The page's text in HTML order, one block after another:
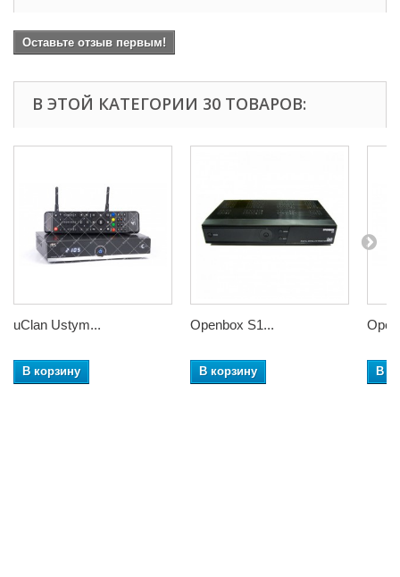
Оставьте отзыв первым!
В ЭТОЙ КАТЕГОРИИ 30 ТОВАРОВ:
uClan Ustym...
В корзину
Openbox S1...
В корзину В